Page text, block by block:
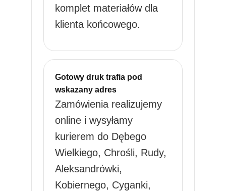
komplet materiałów dla
klienta końcowego.
Gotowy druk trafia pod
wskazany adres
Zamówienia realizujemy
online i wysyłamy
kurierem do Dębego
Wielkiego, Chrośli, Rudy,
Aleksandrówki,
Kobiernego, Cyganki,